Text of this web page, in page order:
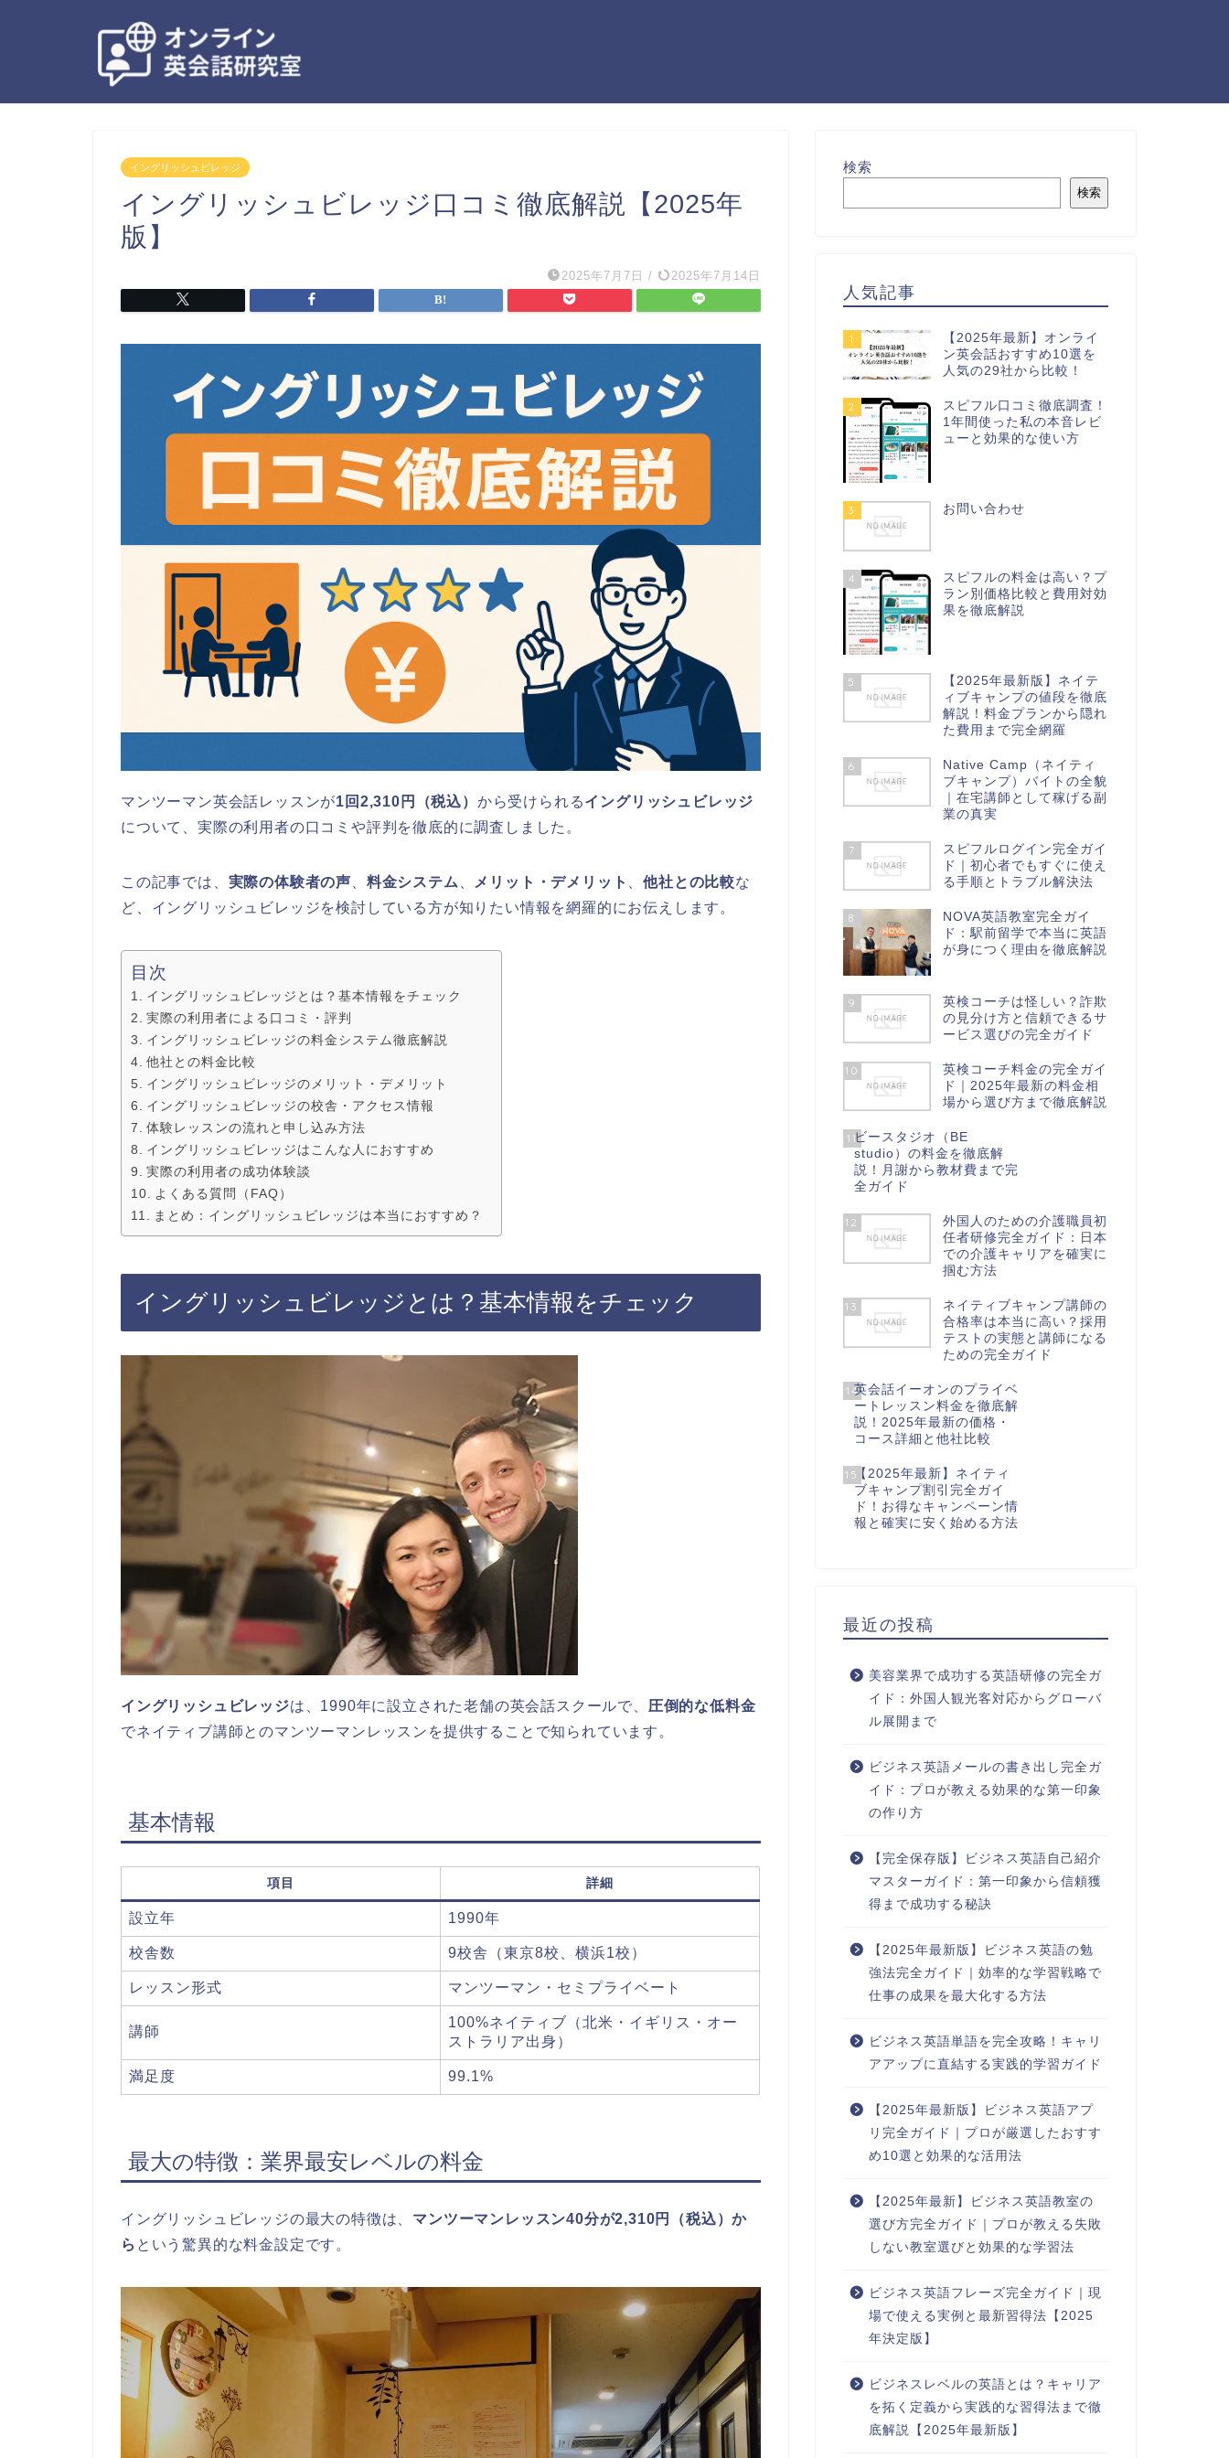
イングリッシュビレッジ
イングリッシュビレッジ口コミ徹底解説【2025年
版】
2025年7月7日 / 2025年7月14日
マンツーマン英会話レッスンが1回2,310円（税込） から受けられるイングリッシュビレッジ
について、実際の利用者の口コミや評判を徹底的に調査しました。
この記事では、 実際の体験者の声 料金システム メリット・デメリット 、他社との比較な
ど、イングリッシュビレッジを検討している方が知りたい情報を網羅的にお伝えします。
目次
イングリッシュビレッジとは？基本情報をチェック
実際の利用者による口コミ・評判
イングリッシュビレッジの料金システム徹底解説
他社との料金比較
イングリッシュビレッジのメリット・デメリット
イングリッシュビレッジの校舎・アクセス情報
体験レッスンの流れと申し込み方法
イングリッシュビレッジはこんな人におすすめ
実際の利用者の成功体験談
よくある質問（FAQ）
まとめ：イングリッシュビレッジは本当におすすめ？
イングリッシュビレッジとは？基本情報をチェック
イングリッシュビレッジは、1990年に設立された老舗の英会話スクールで、 圧倒的な低料金
でネイティブ講師とのマンツーマンレッスンを提供することで知られています。
基本情報
項目 詳細
設立年 1990年
校舎数 9校舎（東京8校、横浜1校）
レッスン形式 マンツーマン・セミプライベート
講師
100%ネイティブ（北米・イギリス・オー
ストラリア出身）
満足度 99.1%
最大の特徴：業界最安レベルの料金
イングリッシュビレッジの最大の特徴は、 マンツーマンレッスン40分が2,310円（税込）か
ら という驚異的な料金設定です。
検索
検索
人気記事
1
【2025年最新】オンライ
ン英会話おすすめ10選を
人気の29社から比較！
2
スピフル口コミ徹底調査！
1年間使った私の本音レビ
ューと効果的な使い方
3 お問い合わせ
4
スピフルの料金は高い？プ
ラン別価格比較と費用対効
果を徹底解説
5
【2025年最新版】ネイテ
ィブキャンプの値段を徹底
解説！料金プランから隠れ
た費用まで完全網羅
6
Native Camp（ネイティ
ブキャンプ）バイトの全貌
｜在宅講師として稼げる副
業の真実
7
スピフルログイン完全ガイ
ド｜初心者でもすぐに使え
る手順とトラブル解決法
8
NOVA英語教室完全ガイ
ド：駅前留学で本当に英語
が身につく理由を徹底解説
9
英検コーチは怪しい？詐欺
の見分け方と信頼できるサ
ービス選びの完全ガイド
10
英検コーチ料金の完全ガイ
ド｜2025年最新の料金相
場から選び方まで徹底解説
11ビースタジオ（BE
studio）の料金を徹底解
説！月謝から教材費まで完
全ガイド
12
外国人のための介護職員初
任者研修完全ガイド：日本
での介護キャリアを確実に
掴む方法
13
ネイティブキャンプ講師の
合格率は本当に高い？採用
テストの実態と講師になる
ための完全ガイド
14英会話イーオンのプライベ
ートレッスン料金を徹底解
説！2025年最新の価格・
コース詳細と他社比較
15【2025年最新】ネイティ
ブキャンプ割引完全ガイ
ド！お得なキャンペーン情
報と確実に安く始める方法
最近の投稿
美容業界で成功する英語研修の完全ガ
イド：外国人観光客対応からグローバ
ル展開まで
ビジネス英語メールの書き出し完全ガ
イド：プロが教える効果的な第一印象
の作り方
【完全保存版】ビジネス英語自己紹介
マスターガイド：第一印象から信頼獲
得まで成功する秘訣
【2025年最新版】ビジネス英語の勉
強法完全ガイド｜効率的な学習戦略で
仕事の成果を最大化する方法
ビジネス英語単語を完全攻略！キャリ
アアップに直結する実践的学習ガイド
【2025年最新版】ビジネス英語アプ
リ完全ガイド｜プロが厳選したおすす
め10選と効果的な活用法
【2025年最新】ビジネス英語教室の
選び方完全ガイド｜プロが教える失敗
しない教室選びと効果的な学習法
ビジネス英語フレーズ完全ガイド｜現
場で使える実例と最新習得法【2025
年決定版】
ビジネスレベルの英語とは？キャリア
を拓く定義から実践的な習得法まで徹
底解説【2025年最新版】